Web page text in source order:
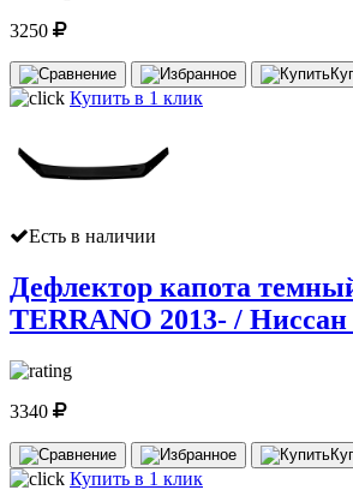
3250
Купить в 1 клик
Есть в наличии
Дефлектор капота
TERRANO 2013- / Ниссан
3340
Купить в 1 клик